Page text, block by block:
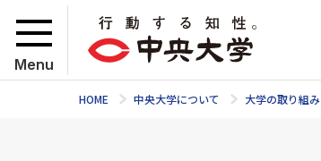
Menu
HOME 中央大学について 大学の取り組み